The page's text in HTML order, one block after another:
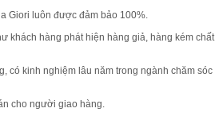
Giori luôn được đảm bảo 100%.
khách hàng phát hiện hàng giả, hàng kém chất
có kinh nghiệm lâu năm trong ngành chăm sóc
cho người giao hàng.